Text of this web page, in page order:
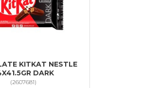
KITKAT NESTLE
DARK
(2607681)